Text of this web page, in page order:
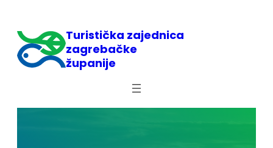
sadržaja
Turistička zajednica
zagrebačke
županije